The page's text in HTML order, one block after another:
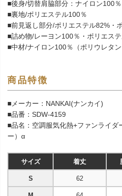
■後身/切替肩脇部分：ナイロン100％
■裏地/ポリエステル100％
■前見返し部分/ポリエステル82%・
■詰め物/レーヨン100％・ポリエス
■中材/ナイロン100％（ポリウレタン
商品特徴
■メーカー：NANKAI(ナンカイ)
■品番：SDW-4159
■品名：空調服気化熱+ファンライダ
ー）α
サイズ 着丈
S 62